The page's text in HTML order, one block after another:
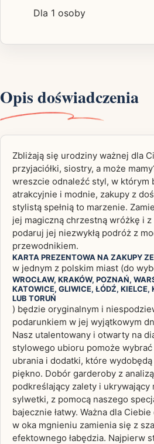
Dla 1 osoby
Opis doświadczenia
Zbliżają się urodziny ważnej dla
przyjaciółki, siostry, a może
wreszcie odnaleźć styl, w którym
atrakcyjnie i modnie, zakupy z
stylistą spełnią to marzenie.
jej magiczną chrzestną wróżkę i z
podaruj jej niezwykłą podróż z
przewodnikiem.
KARTA PREZENTOWA NA ZAKUPY
w jednym z polskim miast (do
WROCŁAW, KRAKÓW, POZNAŃ,
KATOWICE, GLIWICE, ŁÓDŹ, KIELCE,
LUB TORUŃ
) będzie oryginalnym i
podarunkiem w jej wyjątkowym
Nasz utalentowany i otwarty na
stylowego ubioru pomoże
ubrania i dodatki, które
piękno. Dobór garderoby z
podkreślający zalety i ukrywający
sylwetki, z pomocą naszego
bajecznie łatwy. Ważna dla
w oka mgnieniu zamienia się z
efektownego łabędzia. Najpierw